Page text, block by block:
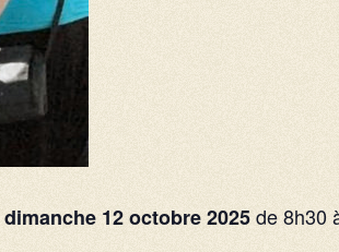
dimanche 12 octobre 2025de 8h30